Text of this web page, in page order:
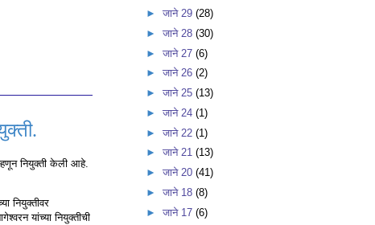
नियुक्ती केली आहे.
नियुक्तीवर
यांच्या नियुक्तीची
►जाने 29(28)
►जाने 28(30)
►जाने 27(6)
►जाने 26(2)
►जाने 25(13)
►जाने 24(1)
►जाने 22(1)
►जाने 21(13)
►जाने 20(41)
►जाने 18(8)
►जाने 17(6)